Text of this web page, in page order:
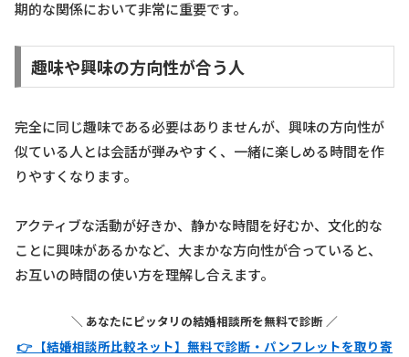
期的な関係において非常に重要です。
趣味や興味の方向性が合う人
完全に同じ趣味である必要はありませんが、興味の方向性が
似ている人とは会話が弾みやすく、一緒に楽しめる時間を作
りやすくなります。
アクティブな活動が好きか、静かな時間を好むか、文化的な
ことに興味があるかなど、大まかな方向性が合っていると、
お互いの時間の使い方を理解し合えます。
＼ あなたにピッタリの結婚相談所を無料で診断 ／
👉 【結婚相談所比較ネット】無料で診断・パンフレットを取り寄